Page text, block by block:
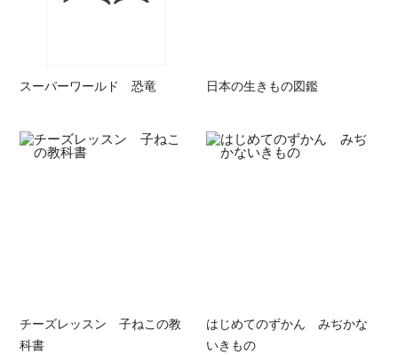
スーパーワールド 恐竜 日本の生きもの図鑑
チーズレッスン 子ねこの教
科書
はじめてのずかん みぢかな
いきもの